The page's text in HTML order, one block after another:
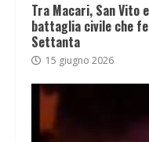
Tra Macari, San Vito
battaglia civile che
Settanta
15 giugno 2026